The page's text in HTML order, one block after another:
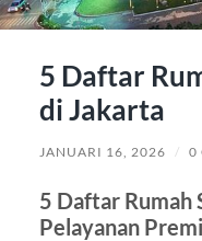
5 Daftar
di Jakarta
JANUARI 16, 2026 / 0
5 Daftar Rumah
Pelayanan